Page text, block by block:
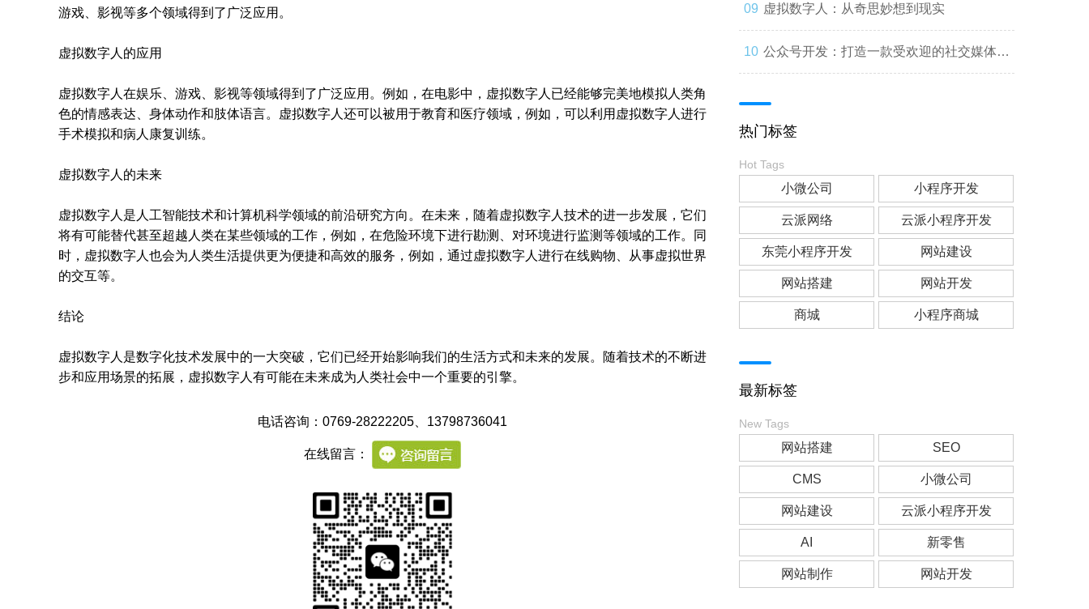
游戏、影视等多个领域得到了广泛应用。
虚拟数字人的应用
虚拟数字人在娱乐、游戏、影视等领域得到了广泛应用。例如，在电影中，虚拟数字人已经能够完美地模拟人类角
色的情感表达、身体动作和肢体语言。虚拟数字人还可以被用于教育和医疗领域，例如，可以利用虚拟数字人进行
手术模拟和病人康复训练。
虚拟数字人的未来
虚拟数字人是人工智能技术和计算机科学领域的前沿研究方向。在未来，随着虚拟数字人技术的进一步发展，它们
将有可能替代甚至超越人类在某些领域的工作，例如，在危险环境下进行勘测、对环境进行监测等领域的工作。同
时，虚拟数字人也会为人类生活提供更为便捷和高效的服务，例如，通过虚拟数字人进行在线购物、从事虚拟世界
的交互等。
结论
虚拟数字人是数字化技术发展中的一大突破，它们已经开始影响我们的生活方式和未来的发展。随着技术的不断进
步和应用场景的拓展，虚拟数字人有可能在未来成为人类社会中一个重要的引擎。
电话咨询：0769-28222205 、13798736041
在线留言：
虚拟数字人：从奇思妙想到现实
公众号开发：打造一款受欢迎的社交媒体应
热门标签
Hot Tags
小微公司 小程序开发
云派网络 云派小程序开发
东莞小程序开发 网站建设
网站搭建 网站开发
商城 小程序商城
最新标签
New Tags
网站搭建 SEO
CMS 小微公司
网站建设 云派小程序开发
AI 新零售
网站制作 网站开发